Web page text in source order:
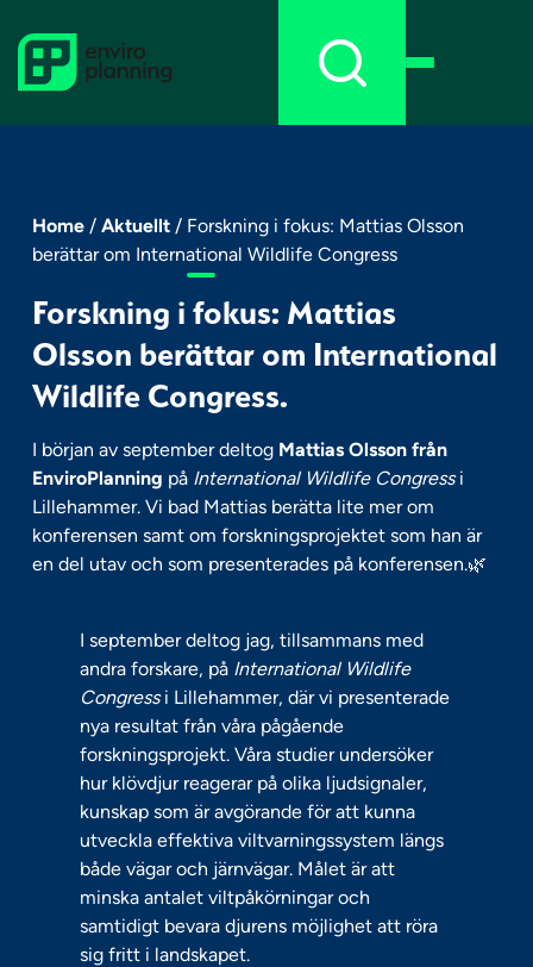
content
Home / Aktuellt / Forskning i fokus: Mattias Olsson
berättar om International Wildlife Congress
Forskning i fokus: Mattias
Olsson berättar om International
Wildlife Congress.
I början av september deltog Mattias Olsson från
EnviroPlanning på International Wildlife Congressi
Lillehammer. Vi bad Mattias berätta lite mer om
konferensen samt om forskningsprojektet som han är
en del utav och som presenterades på konferensen.🌿
I september deltog jag, tillsammans med
andra forskare, på International Wildlife
Congressi Lillehammer, där vi presenterade
nya resultat från våra pågående
forskningsprojekt. Våra studier undersöker
hur klövdjur reagerar på olika ljudsignaler,
kunskap som är avgörande för att kunna
utveckla effektiva viltvarningssystem längs
både vägar och järnvägar. Målet är att
minska antalet viltpåkörningar och
samtidigt bevara djurens möjlighet att röra
sig fritt i landskapet.